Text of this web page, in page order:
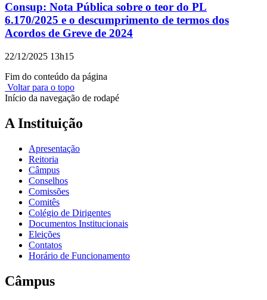
Consup: Nota Pública sobre o teor do PL
6.170/2025 e o descumprimento de termos dos
Acordos de Greve de 2024
22/12/2025 13h15
Fim do conteúdo da página
Voltar para o topo
Início da navegação de rodapé
A Instituição
Apresentação
Reitoria
Câmpus
Conselhos
Comissões
Comitês
Colégio de Dirigentes
Documentos Institucionais
Eleições
Contatos
Horário de Funcionamento
Câmpus